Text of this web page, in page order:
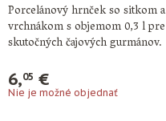
Porcelánový hrnček so sitkom a
vrchnákom s objemom 0,3 l pre
skutočných čajových gurmánov.
6,05 €
Nie je možné objednať